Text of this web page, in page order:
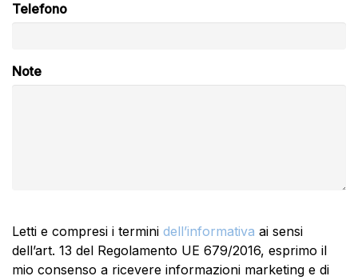
Telefono
Note
Letti e compresi i termini dell’informativa ai sensi
dell’art. 13 del Regolamento UE 679/2016, esprimo il
mio consenso a ricevere informazioni marketing e di